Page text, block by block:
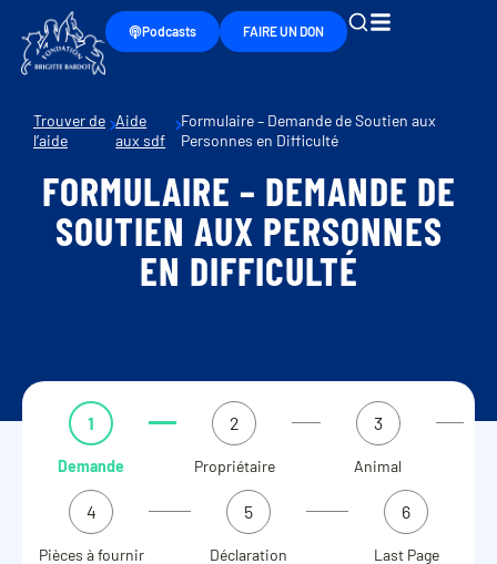
Podcasts FAIRE UN DON
Trouver de
l’aide
Aide
aux sdf
Formulaire – Demande de Soutien aux
Personnes en Difficulté
FORMULAIRE – DEMANDE DE
SOUTIEN AUX PERSONNES
EN DIFFICULTÉ
1
Demande
2
Propriétaire
3
Animal
4
Pièces à fournir
5
Déclaration
6
Last Page